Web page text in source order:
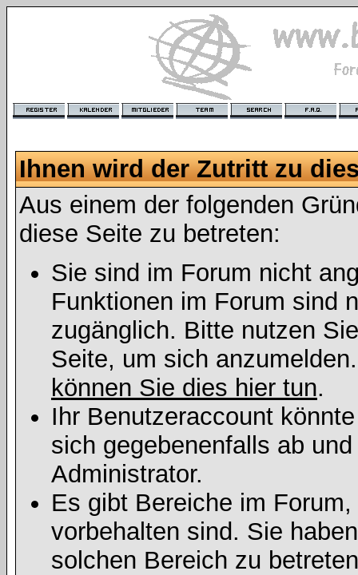
Ihnen wird der Zutritt zu
Aus einem der folgenden
diese Seite zu betreten:
Sie sind im Forum nicht
Funktionen im Forum sind
zugänglich. Bitte nutzen
Seite, um sich
können Sie dies hier tun.
Ihr Benutzeraccount
sich gegebenenfalls ab
Administrator.
Es gibt Bereiche im
vorbehalten sind. Sie
solchen Bereich zu